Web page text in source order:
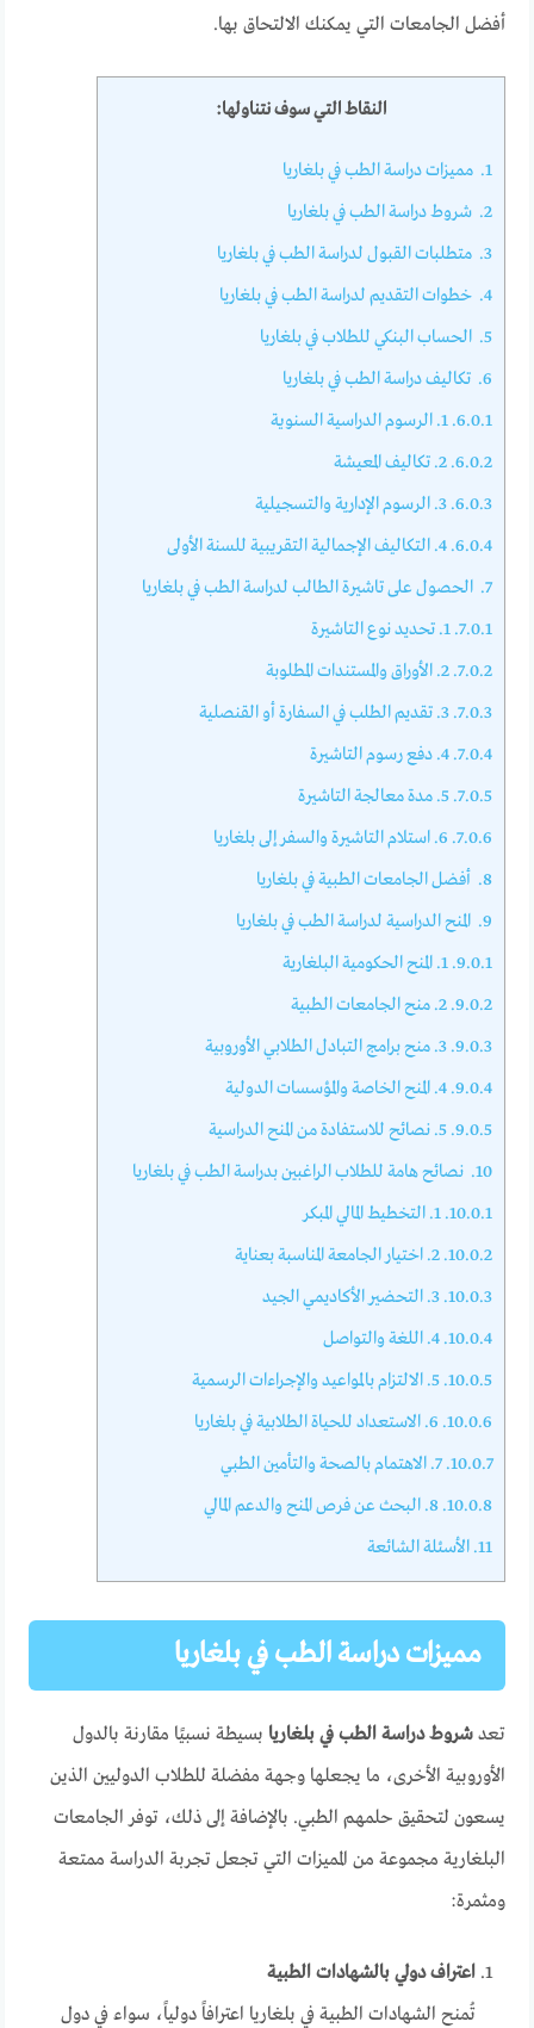
أفضل الجامعات التي يمكنك الالتحاق بها.
النقاط التي سوف نتناولها:
1. مميزات دراسة الطب في بلغاريا
2. شروط دراسة الطب في بلغاريا
3. متطلبات القبول لدراسة الطب في بلغاريا
4. خطوات التقديم لدراسة الطب في بلغاريا
5. الحساب البنكي للطلاب في بلغاريا
6. تكاليف دراسة الطب في بلغاريا
6.0.1. 1. الرسوم الدراسية السنوية
6.0.2. 2. تكاليف المعيشة
6.0.3. 3. الرسوم الإدارية والتسجيلية
6.0.4. 4. التكاليف الإجمالية التقريبية للسنة الأولى
7. الحصول على تاشيرة الطالب لدراسة الطب في بلغاريا
7.0.1. 1. تحديد نوع التاشيرة
7.0.2. 2. الأوراق والمستندات المطلوبة
7.0.3. 3. تقديم الطلب في السفارة أو القنصلية
7.0.4. 4. دفع رسوم التاشيرة
7.0.5. 5. مدة معالجة التاشيرة
7.0.6.
8. أفضل الجامعات الطبية في بلغاريا
9. المنح الدراسية لدراسة الطب في بلغاريا
9.0.1. 1. المنح الحكومية البلغارية
9.0.2. 2. منح الجامعات الطبية
9.0.3. 3. منح برامج التبادل الطلابي الأوروبية
9.0.4. 4. المنح الخاصة والمؤسسات الدولية
9.0.5. 5. نصائح للاستفادة من المنح الدراسية
10. نصائح هامة للطلاب الراغبين بدراسة الطب في بلغاريا
10.0.1. 1. التخطيط المالي المبكر
10.0.2. 2. اختيار الجامعة المناسبة بعناية
10.0.3. 3. التحضير الأكاديمي الجيد
10.0.4. 4. اللغة والتواصل
10.0.5. 5. الالتزام بالمواعيد والإجراءات الرسمية
10.0.6.
10.0.7. 7. الاهتمام بالصحة والتأمين الطبي
10.0.8. 8. البحث عن فرص المنح والدعم المالي
11. الأسئلة الشائعة
مميزات دراسة الطب في بلغاريا
تعدشروط دراسة الطب في بلغاريا بسيطة نسبيًا مقارنة بالدول
الأوروبية الأخرى، ما يجعلها وجهة مفضلة للطلاب الدوليين الذين
يسعون لتحقيق حلمهم الطبي. بالإضافة إلى ذلك، توفر الجامعات
البلغارية مجموعة من المميزات التي تجعل تجربة الدراسة ممتعة
ومثمرة:
اعتراف دولي بالشهادات الطبية
تُمنح الشهادات الطبية في بلغاريا اعترافاً دولياً، سواء في دول